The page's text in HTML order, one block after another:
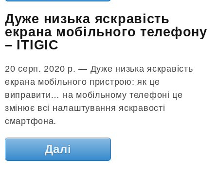
Дуже низька яскравість
екрана мобільного телефону
– ITIGIC
20 серп. 2020 р. — Дуже низька яскравість
екрана мобільного пристрою: як це
виправити… на мобільному телефоні це
змінює всі налаштування яскравості
смартфона.
Далі